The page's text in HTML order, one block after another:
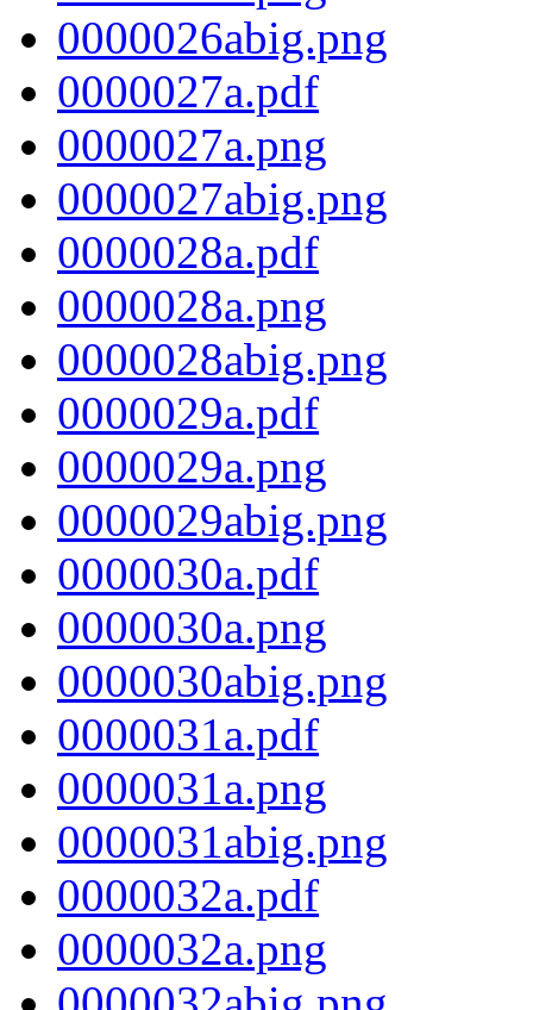
0000026abig.png
0000027a.pdf
0000027a.png
0000027abig.png
0000028a.pdf
0000028a.png
0000028abig.png
0000029a.pdf
0000029a.png
0000029abig.png
0000030a.pdf
0000030a.png
0000030abig.png
0000031a.pdf
0000031a.png
0000031abig.png
0000032a.pdf
0000032a.png